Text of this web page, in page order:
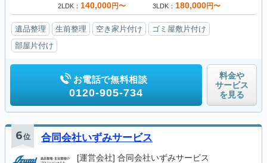
2LDK 140,000円〜 3LDK 180,000円〜
遺品整理 生前整理 空き家片付け
ゴミ屋敷片付け
部屋片付け
お電話で無料相談
0120-905-734
料金や
サービス
を見る
6位 合同会社いずみサービス
[運営会社] 合同会社いずみサービス